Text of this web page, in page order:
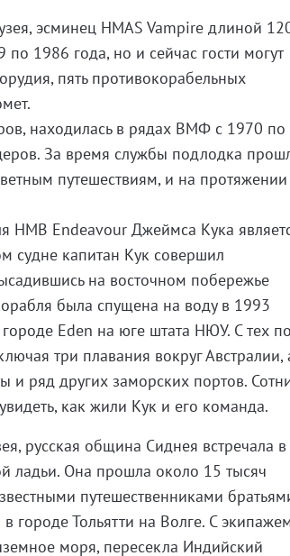
эсминец HMAS Vampire длиной
1986 года, но и сейчас гости могут
пять противокорабельных
находилась в рядах ВМФ с 1970 по
За время службы подлодка
путешествиям, и на протяжении
HMB Endeavour Джеймса Кука
судне капитан Кук совершил
на восточном побережье
была спущена на воду в 1993
Eden на юге штата НЮУ. С тех
три плавания вокруг Австралии,
и ряд других заморских портов.
как жили Кук и его команда.
русская община Сиднея встречала в
ладьи. Она прошла около 15 тысяч
путешественниками
городе Тольятти на Волге. С
моря, пересекла Индийский